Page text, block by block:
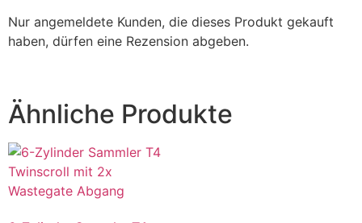
Nur angemeldete Kunden, die dieses Produkt gekauft
haben, dürfen eine Rezension abgeben.
Ähnliche Produkte